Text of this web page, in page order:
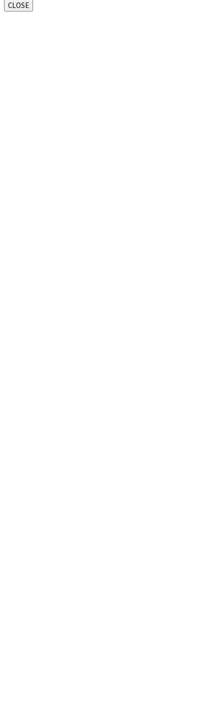
CLOSE